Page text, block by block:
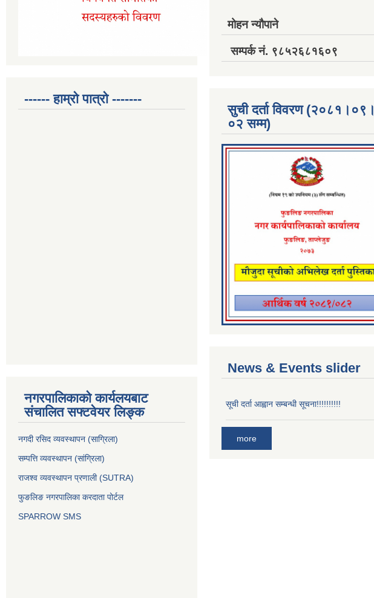
------ हाम्रो पात्रो -------
नगरपालिकाको कार्यलयबाट
संचालित सफ्टवेयर लिङ्क
नगदी रसिद व्यवस्थापन (साग्रिला)
सम्पत्ति व्यवस्थापन (सांग्रिला)
राजश्व व्यवस्थापन प्रणाली (SUTRA)
फुङलिङ नगरपालिका करदाता पोर्टल
SPARROW SMS
मोहन न्यौपाने
सम्पर्क नं. ९८५२६८१६०९
सुची दर्ता विवरण (२०८१।०९।
०२ सम्म)
News & Events slider
सूची दर्ता आह्वान सम्बन्धी सूचना!!!!!!!!!!
more